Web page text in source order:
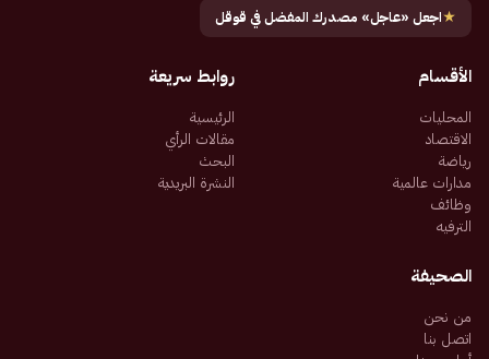
★اجعل «عاجل» مصدرك المفضل في قوقل
الأقسام
المحليات
الاقتصاد
رياضة
مدارات عالمية
وظائف
الترفيه
روابط سريعة
الرئيسية
مقالات الرأي
البحث
النشرة البريدية
الصحيفة
من نحن
اتصل بنا